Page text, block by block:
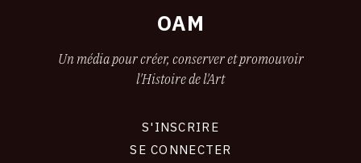
OAM
Un média pour créer, conserver et promouvoir
l'Histoire de l'Art
S'INSCRIRE
SE CONNECTER